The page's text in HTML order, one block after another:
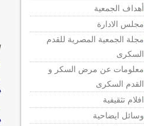
أهداف الجمعية
مجلس الادارة
مجلة الجمعية المصرية للقدم
السكرى
معلومات عن مرض السكر و
القدم السكرى
افلام تثقيفية
وسائل ايضاحية